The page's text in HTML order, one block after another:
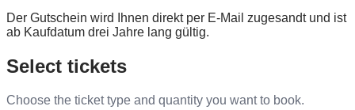
Der Gutschein wird Ihnen direkt per E-Mail zugesandt und ist
ab Kaufdatum drei Jahre lang gültig.
Select tickets
Choose the ticket type and quantity you want to book.